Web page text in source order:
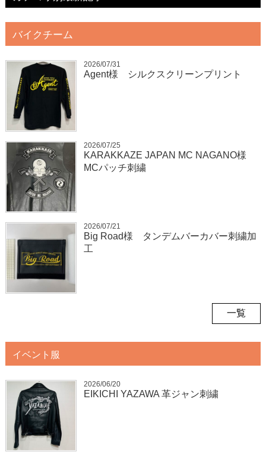
バイクチーム
2026/07/31
Agent様 シルクスクリーンプリント
2026/07/25
KARAKKAZE JAPAN MC NAGANO様
MCパッチ刺繍
2026/07/21
Big Road様 タンデムバーカバー刺繍加
工
一覧
イベント服
2026/06/20
EIKICHI YAZAWA 革ジャン刺繍